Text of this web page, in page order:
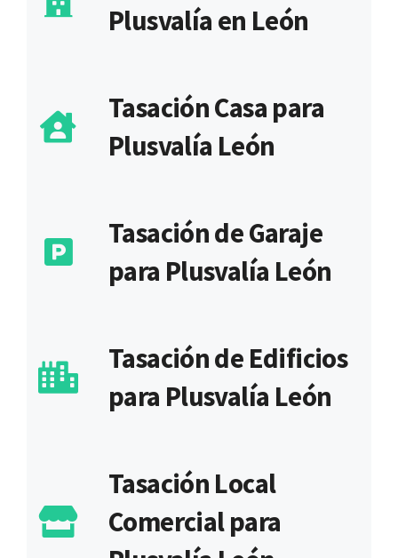
Plusvalía en León
Tasación Casa para
Plusvalía León
Tasación de Garaje
para Plusvalía León
Tasación de Edificios
para Plusvalía León
Tasación Local
Comercial para